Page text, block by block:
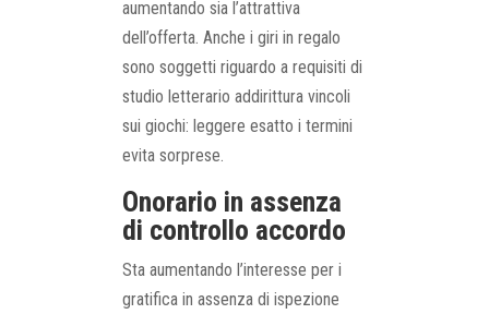
aumentando sia l’attrattiva
dell’offerta. Anche i giri in regalo
sono soggetti riguardo a requisiti di
studio letterario addirittura vincoli
sui giochi: leggere esatto i termini
evita sorprese.
Onorario in assenza
di controllo accordo
Sta aumentando l’interesse per i
gratifica in assenza di ispezione